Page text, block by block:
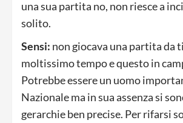
una sua partita no, non riesce a
solito.
Sensi: non giocava una partita da
moltissimo tempo e questo in
Potrebbe essere un uomo
Nazionale ma in sua assenza si
gerarchie ben precise. Per rifarsi